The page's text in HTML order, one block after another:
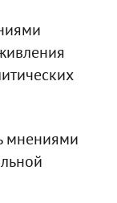
мнениями